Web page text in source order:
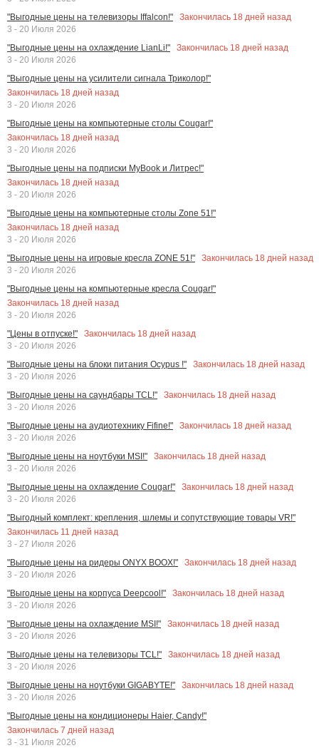
"Выгодные цены на телевизоры Iffalcon!"
Закончилась 18 дней назад
3 - 20 Июля 2026
"Выгодные цены на охлаждение LianLi!"
Закончилась 18 дней назад
3 - 20 Июля 2026
"Выгодные цены на усилители сигнала Триколор!"
Закончилась 18 дней назад
3 - 20 Июля 2026
"Выгодные цены на компьютерные столы Cougar!"
Закончилась 18 дней назад
3 - 20 Июля 2026
"Выгодные цены на подписки MyBook и Литрес!"
Закончилась 18 дней назад
3 - 20 Июля 2026
"Выгодные цены на компьютерные столы Zone 51!"
Закончилась 18 дней назад
3 - 20 Июля 2026
"Выгодные цены на игровые кресла ZONE 51!"
Закончилась 18 дней назад
3 - 20 Июля 2026
"Выгодные цены на компьютерные кресла Cougar!"
Закончилась 18 дней назад
3 - 20 Июля 2026
"Цены в отпуске!"
Закончилась 18 дней назад
3 - 20 Июля 2026
"Выгодные цены на блоки питания Ocypus !"
Закончилась 18 дней назад
3 - 20 Июля 2026
"Выгодные цены на саундбары TCL!"
Закончилась 18 дней назад
3 - 20 Июля 2026
"Выгодные цены на аудиотехнику Fifine!"
Закончилась 18 дней назад
3 - 20 Июля 2026
"Выгодные цены на ноутбуки MSI!"
Закончилась 18 дней назад
3 - 20 Июля 2026
"Выгодные цены на охлаждение Cougar!"
Закончилась 18 дней назад
3 - 20 Июля 2026
"Выгодный комплект: крепления, шлемы и сопутствующие товары VR!"
Закончилась 11 дней назад
3 - 27 Июля 2026
"Выгодные цены на ридеры ONYX BOOX!"
Закончилась 18 дней назад
3 - 20 Июля 2026
"Выгодные цены на корпуса Deepcool!"
Закончилась 18 дней назад
3 - 20 Июля 2026
"Выгодные цены на охлаждение MSI!"
Закончилась 18 дней назад
3 - 20 Июля 2026
"Выгодные цены на телевизоры TCL!"
Закончилась 18 дней назад
3 - 20 Июля 2026
"Выгодные цены на ноутбуки GIGABYTE!"
Закончилась 18 дней назад
3 - 20 Июля 2026
"Выгодные цены на кондиционеры Haier, Candy!"
Закончилась 7 дней назад
3 - 31 Июля 2026